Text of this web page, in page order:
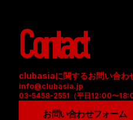
Contact
clubasiaに関するお問い合わ
info@clubasia.jp
03-5458-2551（平日12:00〜
お問い合わせフォーム